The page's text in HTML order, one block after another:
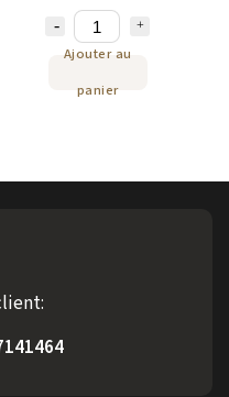
Ajouter au
panier